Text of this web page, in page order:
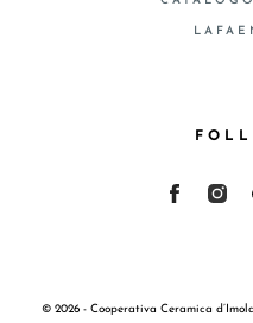
© 2026 - Cooperativa Ceramica d’Imola